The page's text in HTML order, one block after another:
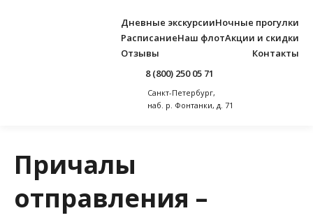
Дневные экскурсииНочные прогулки
РасписаниеНаш флотАкции и скидки
Отзывы
Контакты
8 (800) 250 05 71
Санкт-Петербург,
наб. р. Фонтанки, д. 71
Причалы отправления – прогулки на теплоходе и катере
Причалы
отправления –